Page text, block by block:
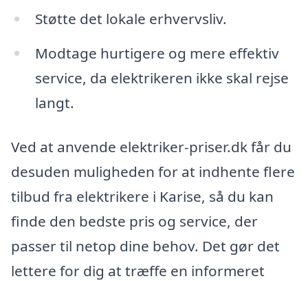
Støtte det lokale erhvervsliv.
Modtage hurtigere og mere effektiv
service, da elektrikeren ikke skal rejse
langt.
Ved at anvende elektriker-priser.dk får du
desuden muligheden for at indhente flere
tilbud fra elektrikere i Karise, så du kan
finde den bedste pris og service, der
passer til netop dine behov. Det gør det
lettere for dig at træffe en informeret